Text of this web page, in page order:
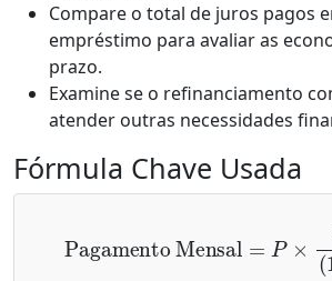
Compare o total de juros pagos
empréstimo para avaliar as
prazo.
Examine se o refinanciamento
atender outras necessidades
Fórmula Chave Usada